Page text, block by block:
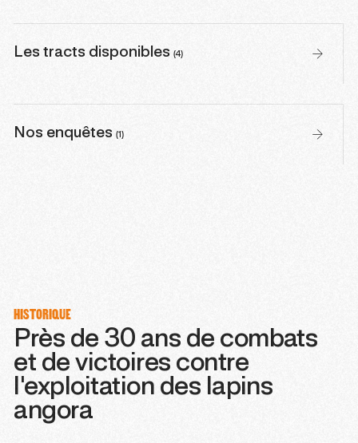
Les tracts disponibles(4)
Nos enquêtes(1)
HISTORIQUE
Près de 30 ans de combats
et de victoires contre
l'exploitation des lapins
angora